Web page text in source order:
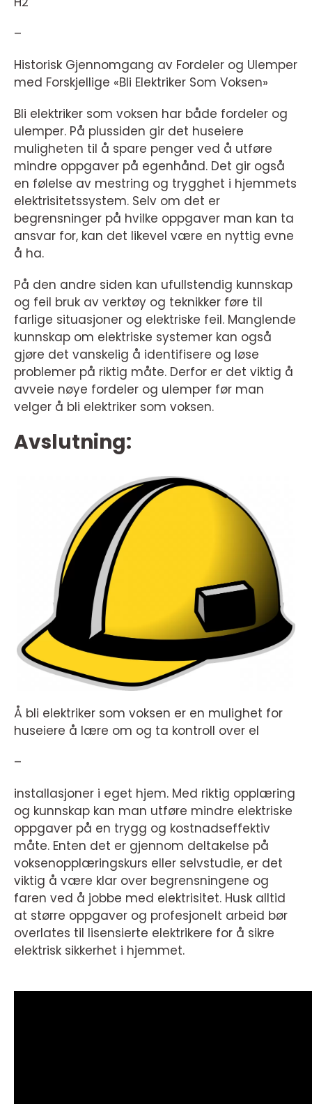
–
Historisk Gjennomgang av Fordeler og Ulemper
med Forskjellige «Bli Elektriker Som Voksen»
Bli elektriker som voksen har både fordeler og
ulemper. På plussiden gir det huseiere
muligheten til å spare penger ved å utføre
mindre oppgaver på egenhånd. Det gir også
en følelse av mestring og trygghet i hjemmets
elektrisitetssystem. Selv om det er
begrensninger på hvilke oppgaver man kan ta
ansvar for, kan det likevel være en nyttig evne
å ha.
På den andre siden kan ufullstendig kunnskap
og feil bruk av verktøy og teknikker føre til
farlige situasjoner og elektriske feil. Manglende
kunnskap om elektriske systemer kan også
gjøre det vanskelig å identifisere og løse
problemer på riktig måte. Derfor er det viktig å
avveie nøye fordeler og ulemper før man
velger å bli elektriker som voksen.
Avslutning:
Å bli elektriker som voksen er en mulighet for
huseiere å lære om og ta kontroll over el
–
installasjoner i eget hjem. Med riktig opplæring
og kunnskap kan man utføre mindre elektriske
oppgaver på en trygg og kostnadseffektiv
måte. Enten det er gjennom deltakelse på
voksenopplæringskurs eller selvstudie, er det
viktig å være klar over begrensningene og
faren ved å jobbe med elektrisitet. Husk alltid
at større oppgaver og profesjonelt arbeid bør
overlates til lisensierte elektrikere for å sikre
elektrisk sikkerhet i hjemmet.